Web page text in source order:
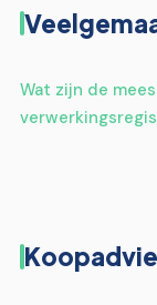
Wat zijn de